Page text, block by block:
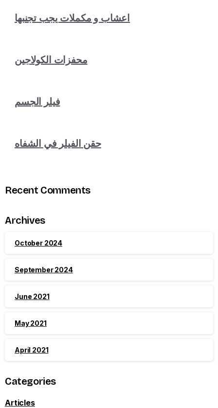
اعشاب و مكملات يجب تجنبها
محفزات الكولاجين
فيلر الجسم
حقن الفيلر في الشفاه
Recent Comments
Archives
October 2024
September 2024
June 2021
May 2021
April 2021
Categories
Articles